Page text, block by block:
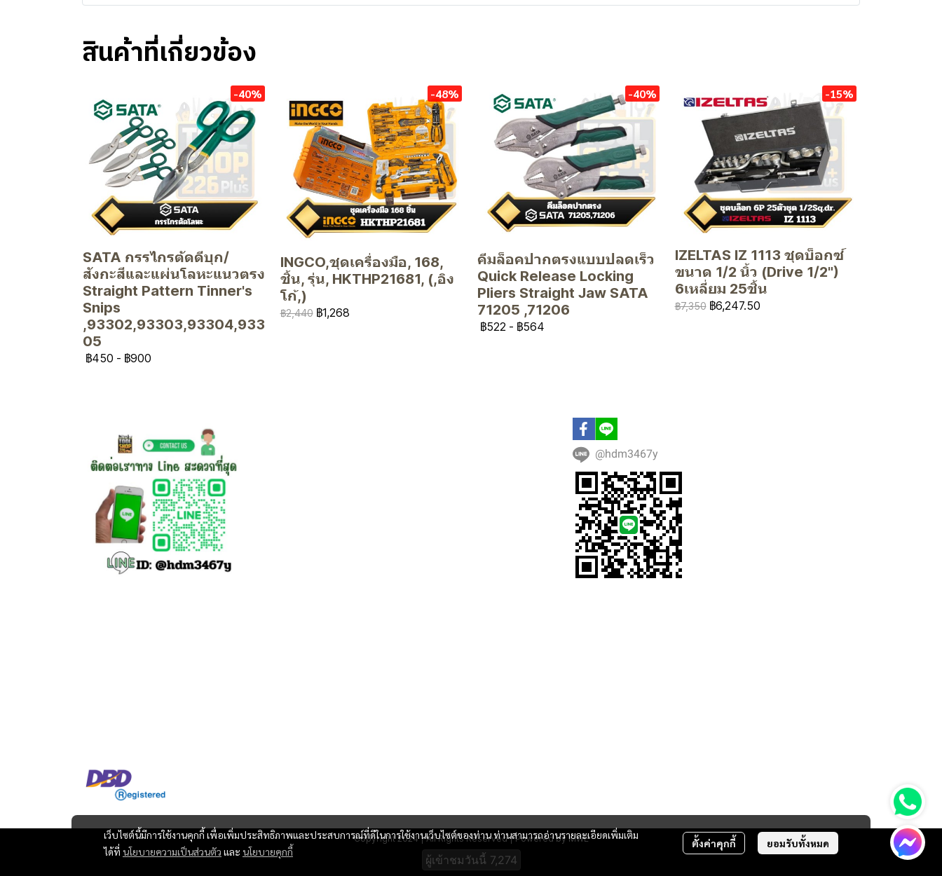
สินค้าที่เกี่ยวข้อง
-40%
SATA กรรไกรตัดดีบุก/
สังกะสีและแผ่นโลหะแนวตรง
Straight Pattern Tinner's
Snips
,93302,93303,93304,933
05
฿450 - ฿900
-48%
INGCO,ชุดเครื่องมือ, 168,
ชิ้น, รุ่น, HKTHP21681, (,อิง
โก้,)
฿2,440 ฿1,268
-40%
คีมล็อคปากตรงแบบปลดเร็ว
Quick Release Locking
Pliers Straight Jaw SATA
71205 ,71206
฿522 - ฿564
-15%
IZELTAS IZ 1113 ชุดบ็อกซ์
ขนาด 1/2 นิ้ว (Drive 1/2")
6เหลี่ยม 25ชิ้น
฿7,350 ฿6,247.50
เว็บไซต์นี้มีการใช้งานคุกกี้ เพื่อเพิ่มประสิทธิภาพและประสบการณ์ที่ดีในการใช้งานเว็บไซต์ของท่าน ท่านสามารถอ่านรายละเอียดเพิ่มเติม
ได้ที่ นโยบายความเป็นส่วนตัว และ นโยบายคุกกี้
ตั้งค่าคุกกี้ ยอมรับทั้งหมด
@hdm3467y
Copyright 2024 | All Rights Reserved | Powered by MWE
ผู้เข้าชมวันนี้ 7,274